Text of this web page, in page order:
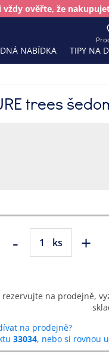
vždy ověřte, že
NABÍDKA TIPY NA
trees
- ks +
rezervujte na prodejně,
na prodejně?
33034, nebo si rovnou